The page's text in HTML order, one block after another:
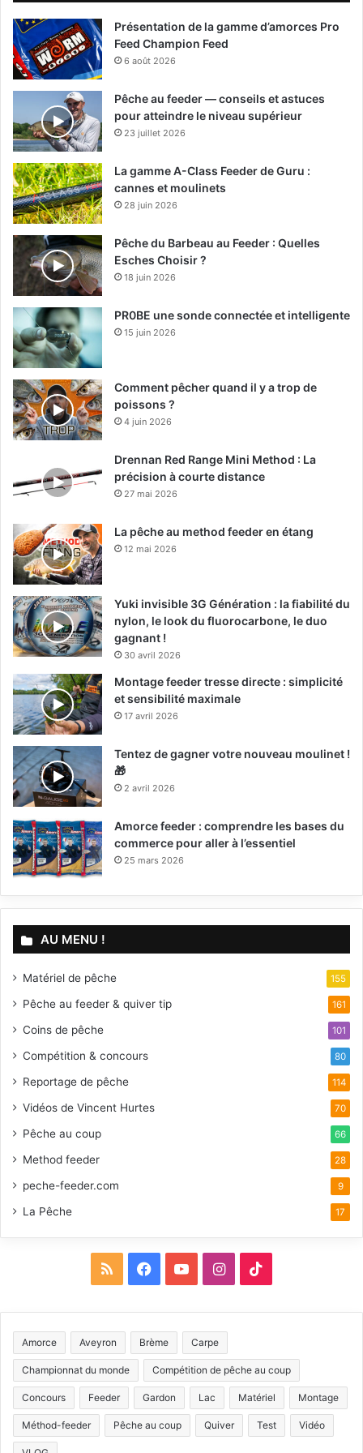
Présentation de la gamme d’amorces Pro
Feed Champion Feed
6 août 2026
Pêche au feeder — conseils et astuces
pour atteindre le niveau supérieur
23 juillet 2026
La gamme A-Class Feeder de Guru :
cannes et moulinets
28 juin 2026
Pêche du Barbeau au Feeder : Quelles
Esches Choisir ?
18 juin 2026
PR0BE une sonde connectée et intelligente
15 juin 2026
Comment pêcher quand il y a trop de
poissons ?
4 juin 2026
Drennan Red Range Mini Method : La
précision à courte distance
27 mai 2026
La pêche au method feeder en étang
12 mai 2026
Yuki invisible 3G Génération : la fiabilité du
nylon, le look du fluorocarbone, le duo
gagnant !
30 avril 2026
Montage feeder tresse directe : simplicité
et sensibilité maximale
17 avril 2026
Tentez de gagner votre nouveau moulinet !
🎁
2 avril 2026
Amorce feeder : comprendre les bases du
commerce pour aller à l’essentiel
25 mars 2026
AU MENU !
Matériel de pêche 155
Pêche au feeder & quiver tip 161
Coins de pêche 101
Compétition & concours 80
Reportage de pêche 114
Vidéos de Vincent Hurtes 70
Pêche au coup 66
Method feeder 28
peche-feeder.com 9
La Pêche 17
S
c
e
b
o
u
T
I
s
t
g
T
o
k
Amorce Aveyron Brème Carpe
Championnat du monde Compétition de pêche au coup
Concours Feeder Gardon Lac Matériel Montage
Méthod-feeder Pêche au coup Quiver Test Vidéo